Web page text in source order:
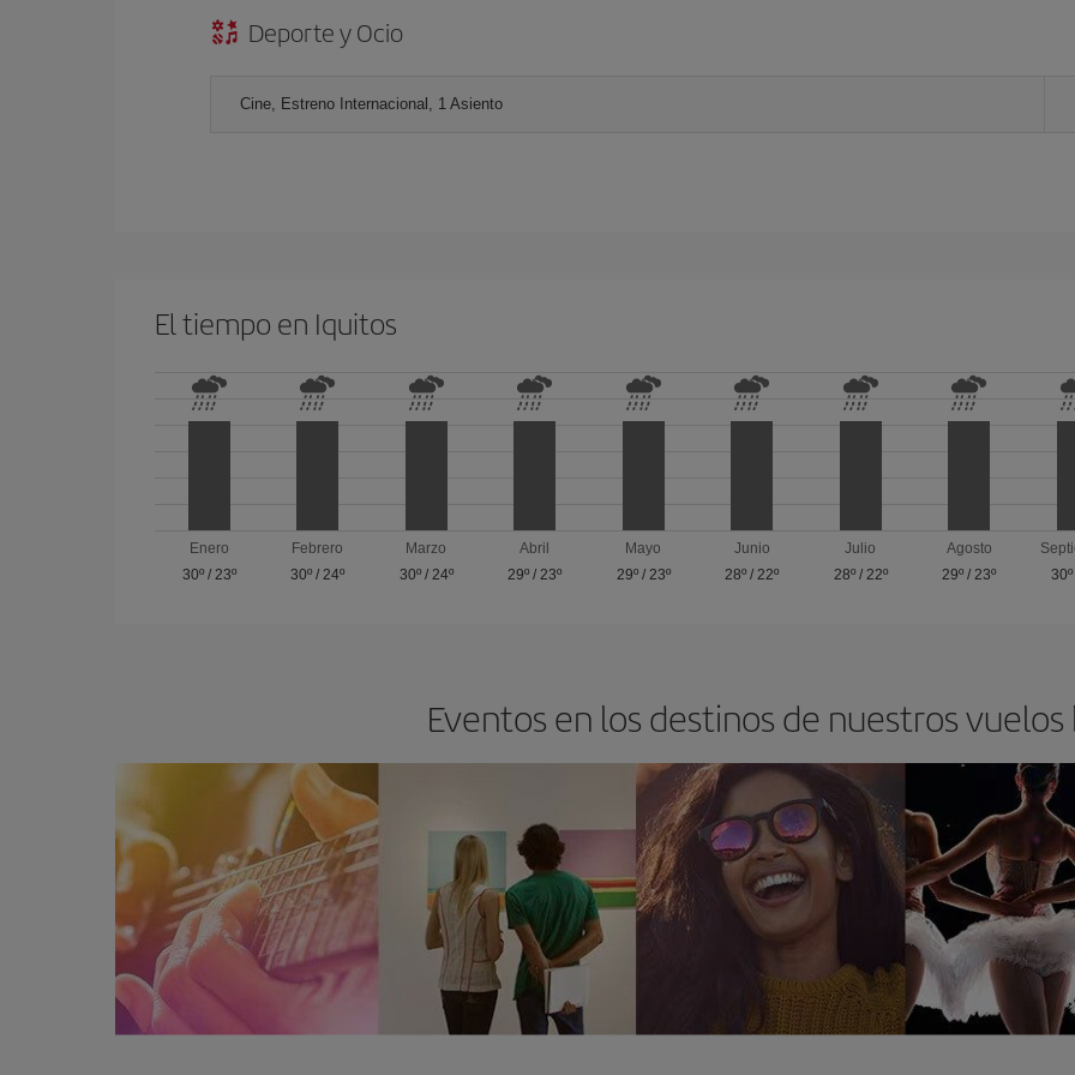
Deporte y Ocio
Cine, Estreno Internacional, 1 Asiento
El tiempo en Iquitos
Enero
30º/ 23º
Febrero
30º / 24º
Marzo
30º/ 24º
Abril
29º / 23º
Mayo
29º/ 23º
Junio
28º / 22º
Julio
28º/ 22º
Agosto
29º / 23º
30º
Eventos en los destinos de nuestros